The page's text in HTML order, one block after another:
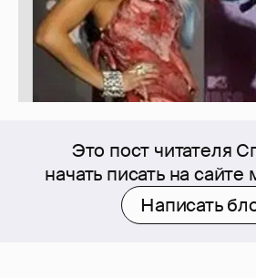
Это пост читателя
начать писать на
Написать